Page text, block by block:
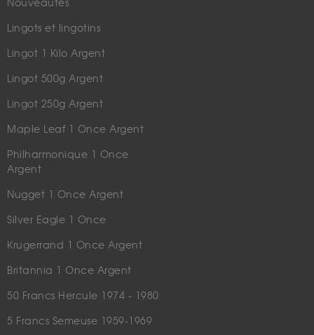
Nouveautés
Lingots et lingotins
Lingot 1 Kilo Argent
Lingot 500g Argent
Lingot 250g Argent
Maple Leaf 1 Once Argent
Philharmonique 1 Once
Argent
Nugget 1 Once Argent
Silver Eagle 1 Once
Krugerrand 1 Once Argent
Britannia 1 Once Argent
50 Francs Hercule 1974 - 1980
5 Francs Semeuse 1959-1969